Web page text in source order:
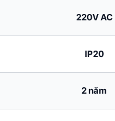
220V AC
IP20
2 năm